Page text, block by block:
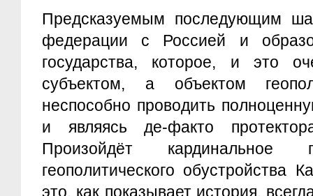
Предсказуемым последующим
федерации с Россией и
государства, которое, и это
субъектом, а объектом
неспособно проводить
и являясь де-факто
Произойдёт кардинальное
геополитического обустройства
это, как показывает история,